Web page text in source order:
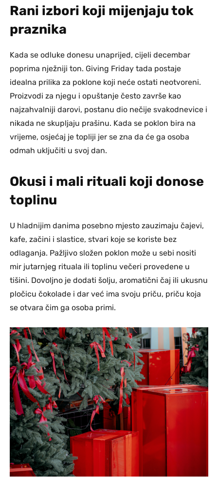
Rani izbori koji mijenjaju tok
praznika
Kada se odluke donesu unaprijed, cijeli decembar
poprima nježniji ton. Giving Friday tada postaje
idealna prilika za poklone koji neće ostati neotvoreni.
Proizvodi za njegu i opuštanje često završe kao
najzahvalniji darovi, postanu dio nečije svakodnevice i
nikada ne skupljaju prašinu. Kada se poklon bira na
vrijeme, osjećaj je topliji jer se zna da će ga osoba
odmah uključiti u svoj dan.
Okusi i mali rituali koji donose
toplinu
U hladnijim danima posebno mjesto zauzimaju čajevi,
kafe, začini i slastice, stvari koje se koriste bez
odlaganja. Pažljivo složen poklon može u sebi nositi
mir jutarnjeg rituala ili toplinu večeri provedene u
tišini. Dovoljno je dodati šolju, aromatični čaj ili ukusnu
pločicu čokolade i dar već ima svoju priču, priču koja
se otvara čim ga osoba primi.